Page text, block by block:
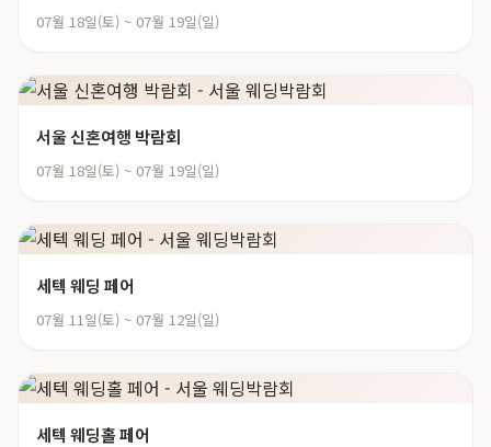
07월 18일(토) ~ 07월 19일(일)
서울 신혼여행 박람회
07월 18일(토) ~ 07월 19일(일)
세텍 웨딩 페어
07월 11일(토) ~ 07월 12일(일)
세텍 웨딩홀 페어